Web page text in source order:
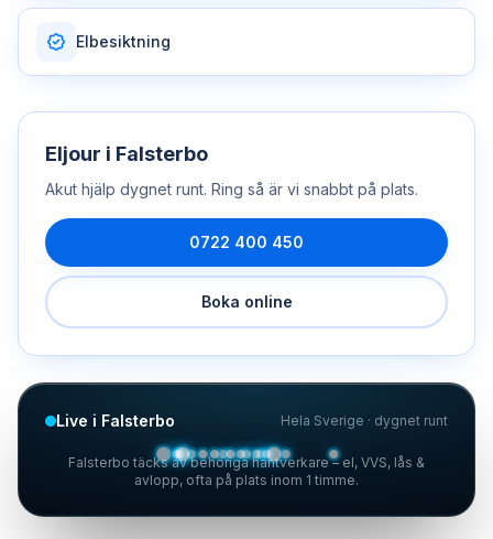
Elbesiktning
Eljour i Falsterbo
Akut hjälp dygnet runt. Ring så är vi snabbt på plats.
0722 400 450
Boka online
Live i Falsterbo Hela Sverige · dygnet runt
Falsterbo täcks av behöriga hantverkare – el, VVS, lås &
avlopp, ofta på plats inom 1 timme.